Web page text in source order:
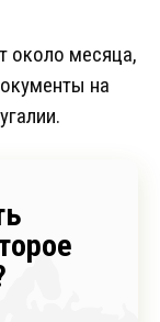
около месяца,
на